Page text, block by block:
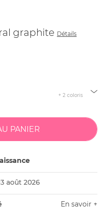
graphite Détails
+ 2 coloris
août 2026
En savoir +